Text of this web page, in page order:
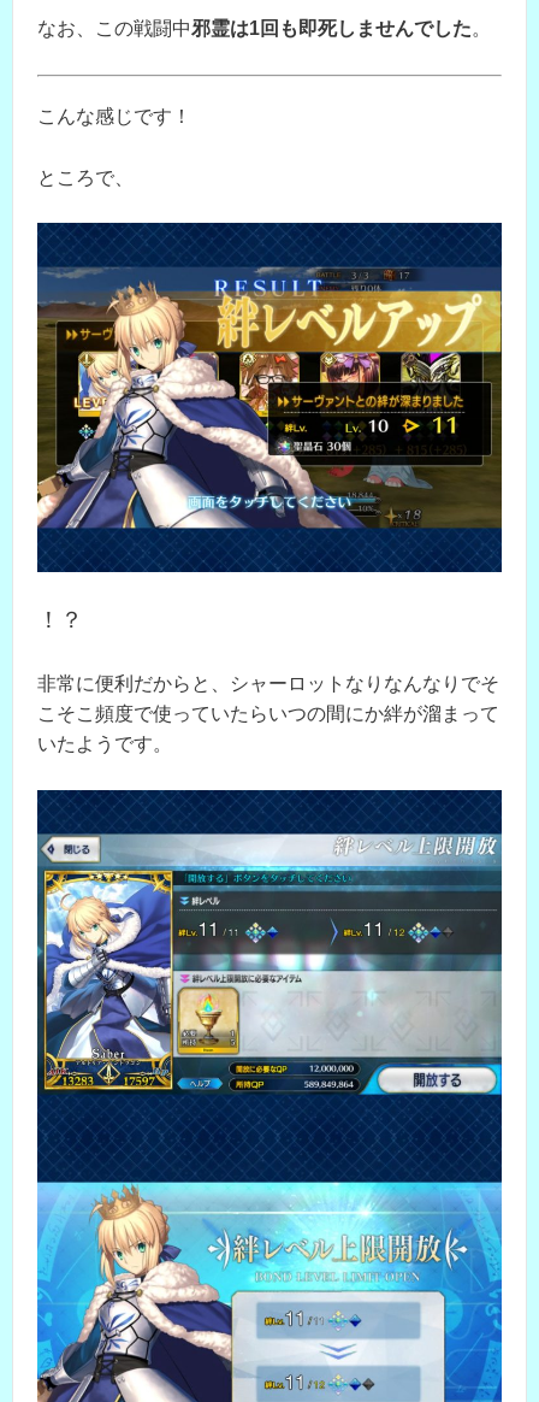
なお、この戦闘中邪霊は1回も即死しませんでした。
こんな感じです！
ところで、
！？
非常に便利だからと、シャーロットなりなんなりでそ
こそこ頻度で使っていたらいつの間にか絆が溜まって
いたようです。